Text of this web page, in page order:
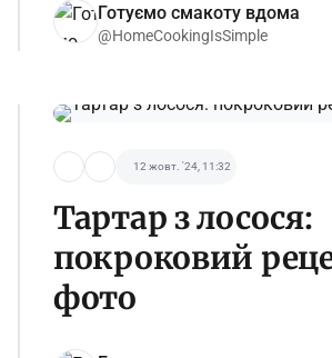
Готуємо смакоту вдома
@HomeCookingIsSimple
12 жовт. '24, 11:32
Тартар з лосося:
покроковий
фото